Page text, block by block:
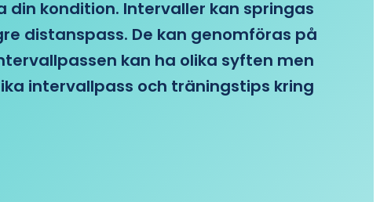
kondition. Intervaller kan springas
distanspass. De kan genomföras på
kan ha olika syften men
intervallpass och träningstips kring